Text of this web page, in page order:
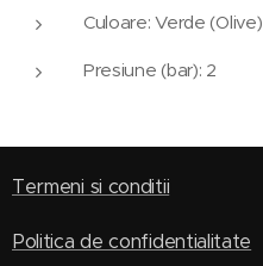
Culoare: Verde (Olive)
Presiune (bar): 2
Termeni si conditii
Politica de confidentialitate